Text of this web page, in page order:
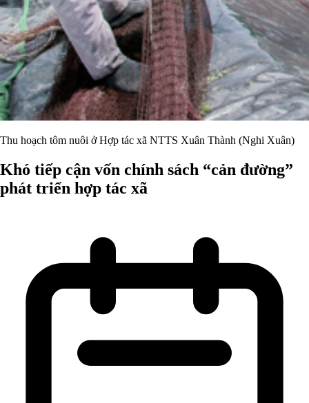
Thu hoạch tôm nuôi ở Hợp tác xã NTTS Xuân Thành (Nghi Xuân)
Khó tiếp cận vốn chính sách “cản đường”
phát triển hợp tác xã